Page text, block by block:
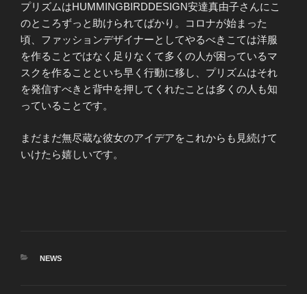
プリズムはHUMMINGBIRDDESIGN安達真由子さんにこ
のところずっと助けられてばかり。コロナが始まった
頃、ファッションデザイナーとしてやるべきこては洋服
を作ることではなく足りなくて多くの人が困っているマ
スクを作ることといち早く行動に移し、プリズムはそれ
を発信すべきと背中を押してくれたことは多くの人も知
っていることです。
まだまだ無尽蔵な彼女のアイデアをこれからも見続けて
いけたら嬉しいです。
カ
NEWS